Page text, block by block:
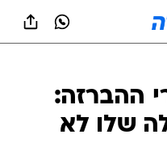
ההברזה:
שלו לא